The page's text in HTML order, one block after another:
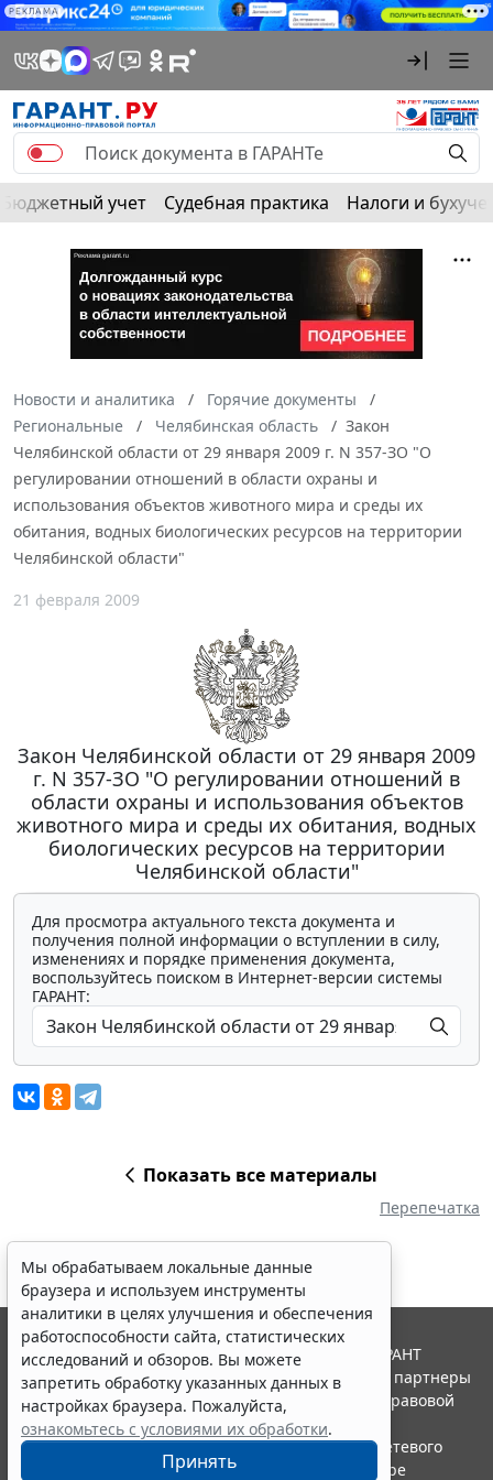
РЕКЛАМА
Бюджетный учет Судебная практика Налоги и
Новости и аналитика
Горячие документы
Региональные
Челябинская область
Закон
Челябинской области от 29 января 2009 г. N 357-ЗО "О
регулировании отношений в области охраны и
использования объектов животного мира и среды их
обитания, водных биологических ресурсов на территории
Челябинской области"
21 февраля 2009
Закон Челябинской области от 29 января 2009
г. N 357-ЗО "О регулировании отношений в
области охраны и использования объектов
животного мира и среды их обитания, водных
биологических ресурсов на территории
Челябинской области"
Для просмотра актуального текста документа и
получения полной информации о вступлении в силу,
изменениях и порядке применения документа,
воспользуйтесь поиском в Интернет-версии системы
ГАРАНТ:
Показать все материалы
Перепечатка
Мы обрабатываем локальные данные
браузера и используем инструменты
аналитики в целях улучшения и обеспечения
работоспособности сайта, статистических
исследований и обзоров. Вы можете
запретить обработку указанных данных в
настройках браузера. Пожалуйста,
ознакомьтесь с условиями их обработки.
Принять
© ООО "НПП "ГАРАНТ-СЕРВИС", 2026. Система ГАРАНТ
выпускается с 1990 года. Компания "Гарант" и ее партнеры
являются участниками Российской ассоциации правовой
информации ГАРАНТ.
Портал ГАРАНТ.РУ зарегистрирован в качестве сетевого
издания Федеральной службой по надзору в сфере